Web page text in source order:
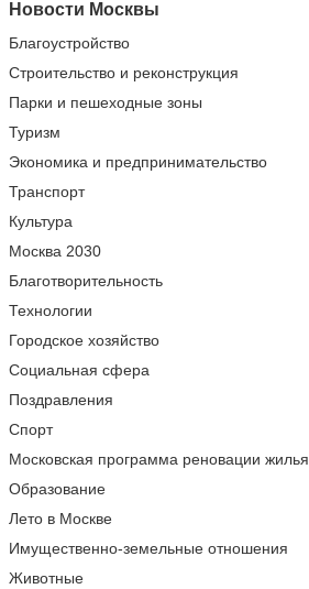
Новости Москвы
Благоустройство
Строительство и реконструкция
Парки и пешеходные зоны
Туризм
Экономика и предпринимательство
Транспорт
Культура
Москва 2030
Благотворительность
Технологии
Городское хозяйство
Социальная сфера
Поздравления
Спорт
Московская программа реновации жилья
Образование
Лето в Москве
Имущественно-земельные отношения
Животные